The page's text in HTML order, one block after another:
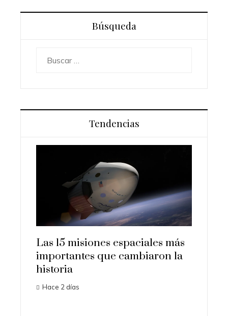
Búsqueda
Tendencias
espaciales más
que cambiaron la
Los ordenadores que
transformaron la